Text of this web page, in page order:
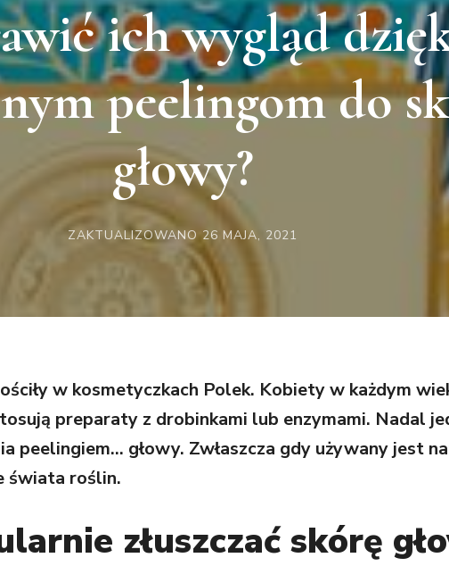
ich wygląd
peelingom do
głowy?
ZAKTUALIZOWANO26 MAJA, 2021
w kosmetyczkach Polek. Kobiety w każdym
preparaty z drobinkami lub enzymami. Nadal
peelingiem… głowy. Zwłaszcza gdy używany jest
świata roślin.
złuszczać skórę